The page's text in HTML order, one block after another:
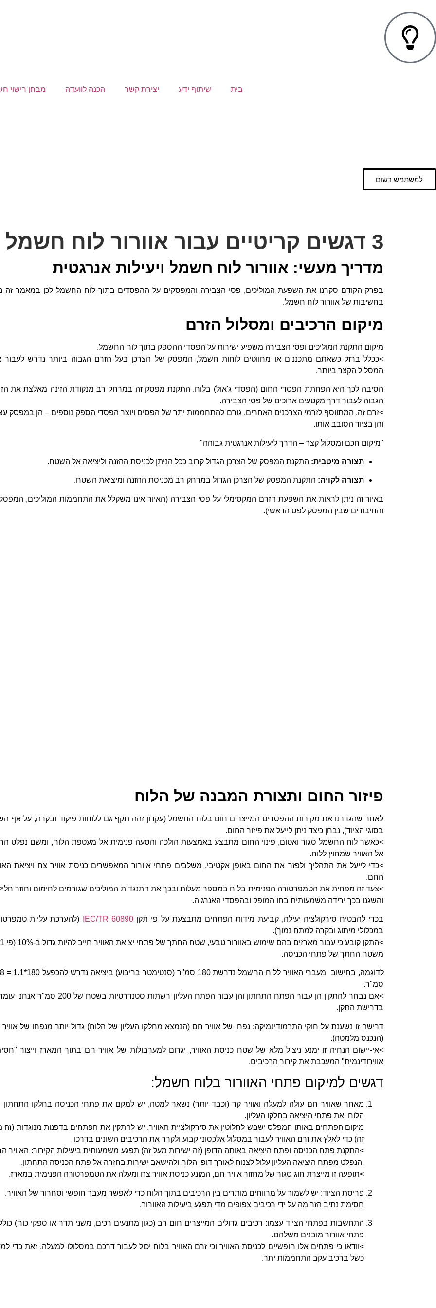
בית שיתוף ידע יצירת קשר הכנה לוועדה מבחן רישוי
למשתמש רשום
3 דגשים קריטיים עבור אוורור לוח חשמל
מדריך מעשי: אוורור לוח חשמל ויעילות אנרגטית
בפרק הקודם סקרנו את השפעת המוליכים, פסי הצבירה והמפסקים על ההפסדים בתוך לוח החשמל לכן במאמר זה
בחשיבות של אוורור לוח חשמל.
מיקום הרכיבים ומסלול הזרם
מיקום התקנת המוליכים ופסי הצבירה משפיע ישירות על הפסדי ההספק בתוך לוח החשמל.
>ככלל ברזל כשאתם מתכננים או מחווטים לוחות חשמל, המפסק של הצרכן בעל הזרם הגבוה ביותר נדרש לעבור
המסלול הקצר ביותר.
הסיבה לכך היא הפחתת הפסדי החום (הפסדי ג'אול) בלוח. התקנת מפסק זה במרחק רב מנקודת הזינה מאלצת את
הגבוה לעבור דרך מקטעים ארוכים של פסי הצבירה.
>זרם זה, המתווסף לזרמי הצרכנים האחרים, גורם להתחממות יתר של הפסים ויוצר הפסדי הספק נוספים – הן במפסק
והן בציוד הסובב אותו.
"מיקום חכם ומסלול קצר – הדרך ליעילות אנרגטית גבוהה"
תצורה מיטבית: התקנת המפסק של הצרכן הגדול קרוב ככל הניתן לכניסת ההזנה וליציאה אל השטח.
תצורה לקויה: התקנת המפסק של הצרכן הגדול במרחק רב מכניסת ההזנה ומיציאת השטח.
באיור זה ניתן לראות את השפעת הזרם המקסימלי על פסי הצבירה (האיור אינו משקלל את התחממות המוליכים,
והחיבורים שבין המפסק לפס הראשי).
פיזור החום ותצורת המבנה של הלוח
לאחר שהגדרנו את מקורות ההפסדים המייצרים חום בלוח החשמל (עקרון זהה תקף גם ללוחות פיקוד ובקרה, על אף
בסוגי הציוד), נבחן כיצד ניתן לייעל את פיזור החום.
>כאשר לוח החשמל סגור ואטום, פינוי החום מתבצע באמצעות הולכה והסעה פנימית אל מעטפת הלוח, ומשם נפלט
אל האוויר שמחוץ ללוח.
>כדי לייעל את התהליך ולפזר את החום באופן אקטיבי, משלבים פתחי אוורור המאפשרים כניסת אוויר צח ויציאת
החם.
>צעד זה מפחית את הטמפרטורה הפנימית בלוח במספר מעלות ובכך את התנגדות המוליכים שגורמים לחימום וחוזר
והשגנו בכך ירידה משמעותית בחו המופק ובהפסדי האנרגיה.
בכדי להבטיח סירקולציה יעילה, קביעת מידות הפתחים מתבצעת על פי תקןIEC/TR 60890
(להערכת עליית
במכלולי מיתוג ובקרה למתח נמוך).
משטח החתך של פתחי הכניסה.
לדוגמה, בחישוב מעברי
סמ"ר.
>אם נבחר להתקין הן עבור הפתח התחתון והן עבור הפתח העליון רשתות סטנדרטיות בשטח של 200
בדרישת התקן.
דרישה זו נשענת על חוקי התרמודינמיקה: נפחו של אוויר חם (הנמצא מחלקו העליון של הלוח) גדול יותר מנפחו של
(הנכנס מלמטה).
>אי-יישום הנחיה זו ימנע ניצול מלא של שטח כניסת האוויר, יגרום למערבולות של אוויר חם בתוך המארז וייצור
אווירודינמית" המעכבת את קירור הרכיבים.
דגשים למיקום פתחי האוורור בלוח חשמל:
מאחר שאוויר חם עולה למעלה ואוויר קר (וכבד יותר) נשאר למטה, יש למקם את פתחי הכניסה בחלקו התחתון
הלוח ואת פתחי היציאה בחלקו העליון.
מיקום הפתחים באותו המפלס ישבש לחלוטין את סירקולציית האוויר. יש להתקין את הפתחים בדפנות מנוגדות (זה
זה) כדי לאלץ את זרם האוויר לעבור במסלול אלכסוני קבוע ולקרר את הרכיבים השונים בדרכו.
>התקנת פתח הכניסה ופתח היציאה באותה הדופן (זה ישירות מעל זה) תפגע משמעותית ביעילות הקירור: האוויר
והנפלט מפתח היציאה העליון עלול לצנוח לאורך דופן הלוח ולהישאב ישירות בחזרה אל פתח הכניסה התחתון.
>תופעה זו מייצרת חוג סגור של מחזור אוויר חם, המונע כניסת אוויר צח ומעלה את הטמפרטורה הפנימית במארז.
פריסת הציוד: יש לשמור על מרווחים מותרים בין הרכיבים בתוך הלוח כדי לאפשר מעבר חופשי וסחרור של האוויר.
חסימת נתיב הזרימה על ידי רכיבים צפופים מדי תפגע ביעילות האוורור.
התחשבות בפתחי הציוד עצמו: רכיבים גדולים המייצרים חום רב (כגון מתנעים רכים, משני תדר או ספקי כוח)
פתחי אוורור מובנים משלהם.
>וודאו כי פתחים אלו חופשיים לכניסת האוויר וכי זרם האוויר בלוח יכול לעבור דרכם במסלולו למעלה, זאת כדי
כשל ברכיב עקב התחממות יתר.